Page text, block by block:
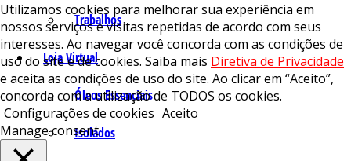
Trabalhos
Loja Virtual
Óleos Essenciais
Isolados
Utilizamos cookies para melhorar sua experiência em
nossos serviços e visitas repetidas de acordo com seus
interesses. Ao navegar você concorda com as condições de
uso do site e de cookies. Saiba mais Diretiva de Privacidade
e aceita as condições de uso do site. Ao clicar em “Aceito”,
concorda com a utilização de TODOS os cookies.
Configurações de cookies Aceito
Manage consent